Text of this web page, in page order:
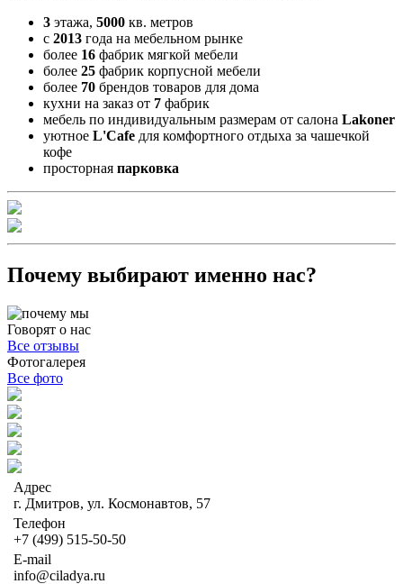
3 этажа, 5000 кв. метров
с 2013 года на мебельном рынке
более 16 фабрик мягкой мебели
более 25 фабрик корпусной мебели
более 70 брендов товаров для дома
кухни на заказ от 7 фабрик
мебель по индивидуальным размерам от салона Lakoner
уютное L'Cafe для комфортного отдыха за чашечкой
кофе
просторная парковка
Почему выбирают именно нас?
Говорят о нас
Все отзывы
Фотогалерея
Все фото
Адрес
г. Дмитров, ул. Космонавтов, 57
Телефон
+7 (499) 515-50-50
E-mail
info@ciladya.ru